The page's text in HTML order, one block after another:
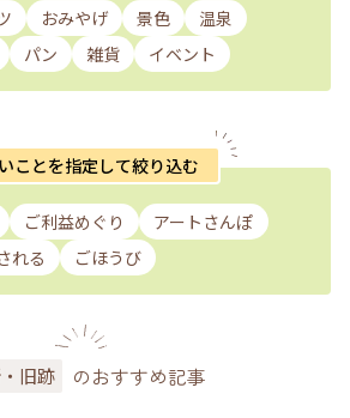
おみやげ 景色
温泉
パン 雑貨 イベント
ことを指定して絞り込む
ご利益めぐり
アートさんぽ
れる ごほうび
旧跡 のおすすめ記事